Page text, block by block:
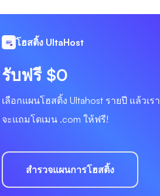
โฮสติ้ง UltaHost
รับฟรี $0
เลือกแผนโฮสติ้ง Ultahost รายปี แล้วเรา
จะแถมโดเมน .com ให้ฟรี!
สำรวจแผนการโฮสติ้ง